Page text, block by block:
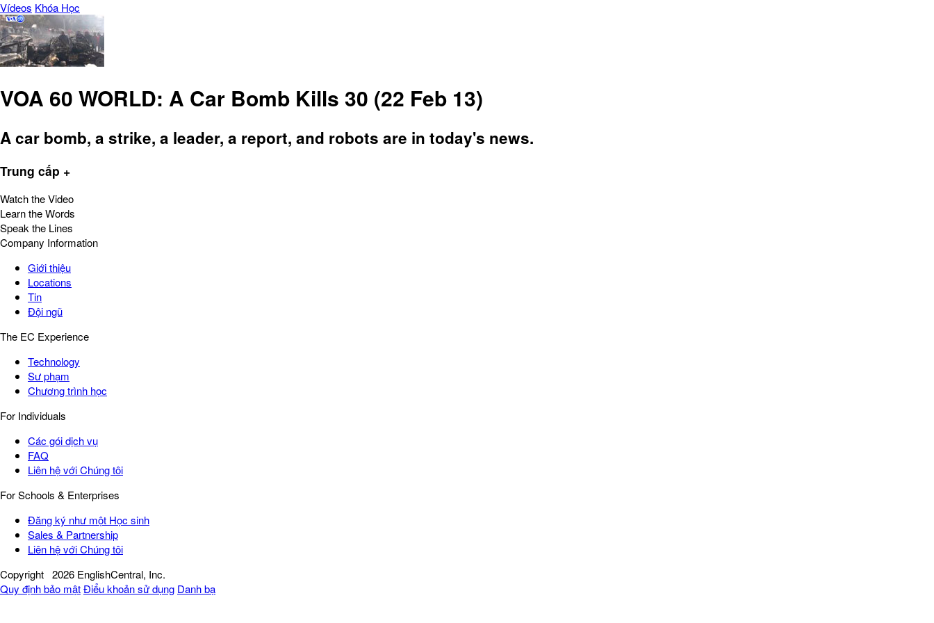
Vídeos Khóa Học
VOA 60 WORLD: A Car Bomb Kills 30 (22 Feb 13)
A car bomb, a strike, a leader, a report, and robots are in today's news.
Trung cấp +
Watch the Video
Learn the Words
Speak the Lines
Company Information
Giới thiệu
Locations
Tin
Đội ngũ
The EC Experience
Technology
Sư phạm
Chương trình học
For Individuals
Các gói dịch vụ
FAQ
Liên hệ với Chúng tôi
For Schools & Enterprises
Đăng ký như một Học sinh
Sales & Partnership
Liên hệ với Chúng tôi
Copyright 2026 EnglishCentral, Inc.
Quy định bảo mậtĐiểu khoản sử dụng Danh bạ